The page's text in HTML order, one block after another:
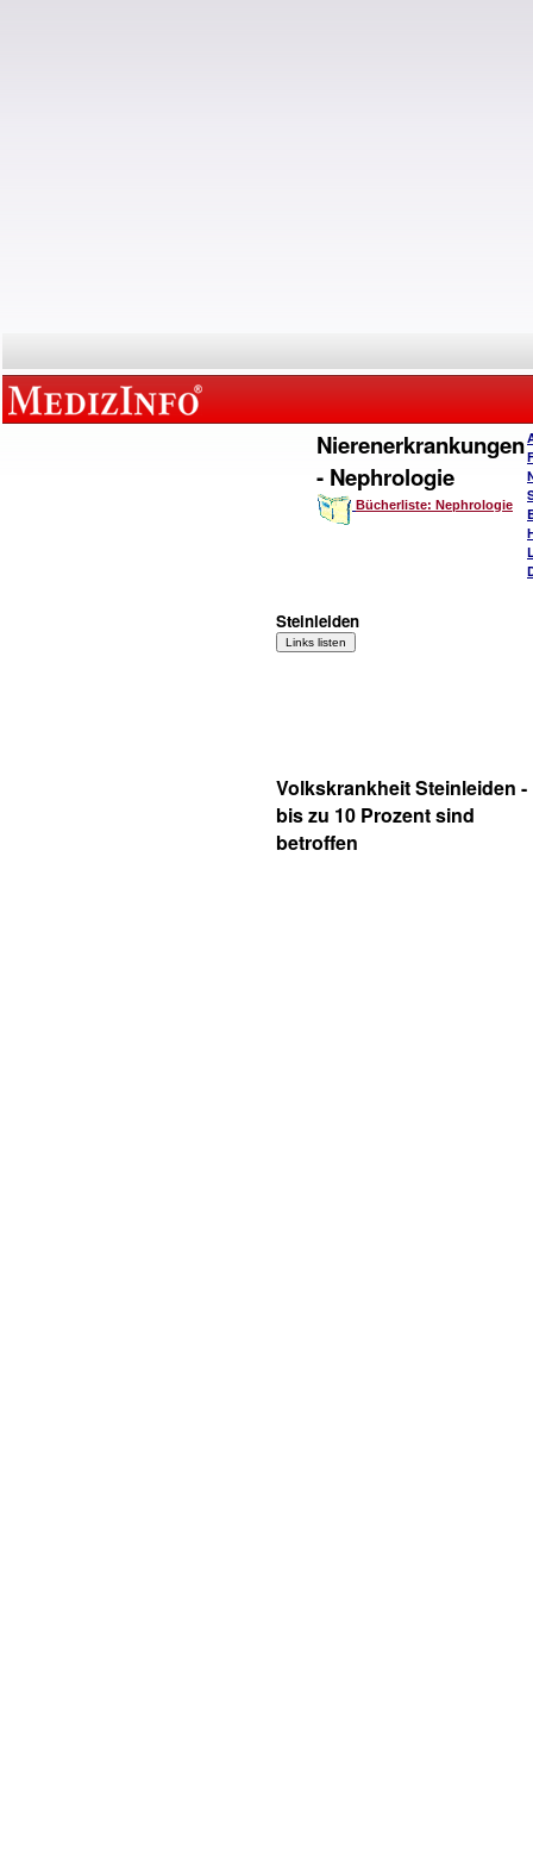
Nierenerkrankungen
- Nephrologie
Bücherliste: Nephrologie
Steinleiden
Volkskrankheit Steinleiden -
bis zu 10 Prozent sind
betroffen